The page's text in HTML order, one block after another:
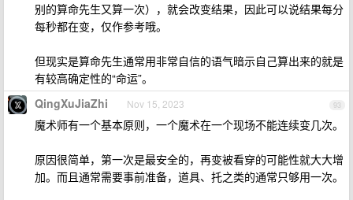
别的算命先生又算一次），就会改变结果，因此可以说结果每分
每秒都在变，仅作参考哦。
但现实是算命先生通常用非常自信的语气暗示自己算出来的就是
有较高确定性的“命运”。
93
QingXuJiaZhi Nov 15, 2023
魔术师有一个基本原则，一个魔术在一个现场不能连续变几次。
原因很简单，第一次是最安全的，再变被看穿的可能性就大大增
加。而且通常需要事前准备，道具、托之类的通常只够用一次。